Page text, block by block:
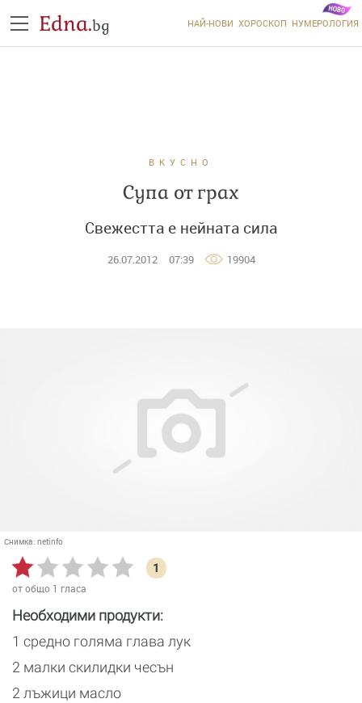
Edna.bg НАЙ-НОВИ ХОРОСКОП НУМЕРОЛОГИЯ
ВКУСНО
Супа от грах
Свежестта е нейната сила
26.07.2012 07:39 19904
Снимка: netinfo
1
от общо 1 гласа
Необходими продукти:
1 средно голяма глава лук
2 малки скилидки чесън
2 лъжици масло